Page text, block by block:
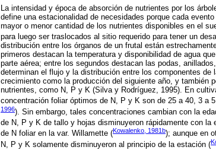
La intensidad y época de absorción de nutrientes por los
define una estacionalidad de necesidades porque cada
mayor o menor cantidad de los nutrientes disponibles en el
para luego ser traslocados al sitio requerido para tener un
distribución entre los órganos de un frutal están
primeros destacan la temperatura y disponibilidad de agua
parte aérea; entre los segundos destacan las podas,
determinan el flujo y la distribución entre los componentes
crecimiento como la producción del siguiente año, y también
nutrientes, como N, P y K (Silva y Rodríguez, 1995). En
concentración foliar óptimos de N, P y K son de 25 a 40, 3 a
1996). Sin embargo, tales concentraciones cambian con la
de N, P y K de tallo y hojas disminuyeron rápidamente con la
de N foliar en la var. Willamette (Kowalenko, 1981b); aunque en
N, P y K solamente disminuyeron al principio de la estación (